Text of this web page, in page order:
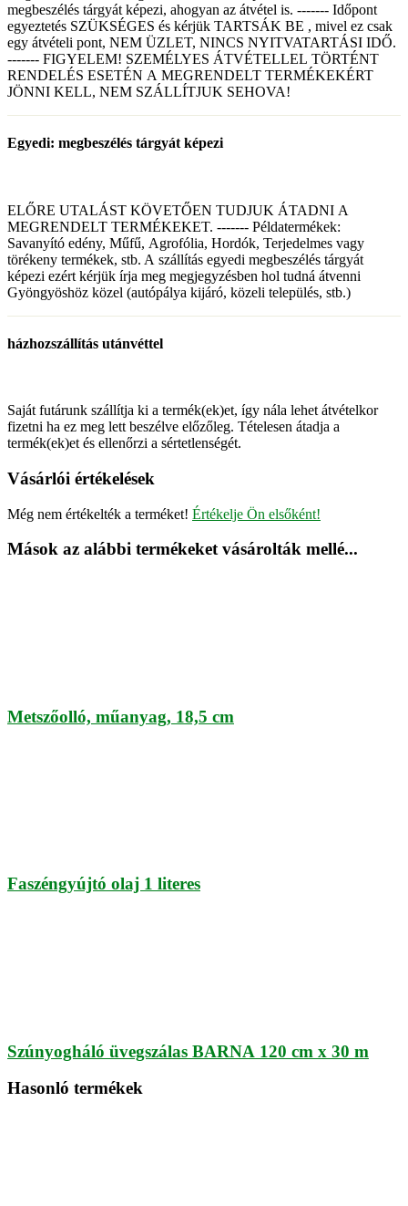
megbeszélés tárgyát képezi, ahogyan az átvétel is. ------- Időpont
egyeztetés SZÜKSÉGES és kérjük TARTSÁK BE , mivel ez csak
egy átvételi pont, NEM ÜZLET, NINCS NYITVATARTÁSI IDŐ.
------- FIGYELEM! SZEMÉLYES ÁTVÉTELLEL TÖRTÉNT
RENDELÉS ESETÉN A MEGRENDELT TERMÉKEKÉRT
JÖNNI KELL, NEM SZÁLLÍTJUK SEHOVA!
Egyedi: megbeszélés tárgyát képezi
ELŐRE UTALÁST KÖVETŐEN TUDJUK ÁTADNI A
MEGRENDELT TERMÉKEKET. ------- Példatermékek:
Savanyító edény, Műfű, Agrofólia, Hordók, Terjedelmes vagy
törékeny termékek, stb. A szállítás egyedi megbeszélés tárgyát
képezi ezért kérjük írja meg megjegyzésben hol tudná átvenni
Gyöngyöshöz közel (autópálya kijáró, közeli település, stb.)
házhozszállítás utánvéttel
Saját futárunk szállítja ki a termék(ek)et, így nála lehet átvételkor
fizetni ha ez meg lett beszélve előzőleg. Tételesen átadja a
termék(ek)et és ellenőrzi a sértetlenségét.
Vásárlói értékelések
Még nem értékelték a terméket! Értékelje Ön elsőként!
Mások az alábbi termékeket vásárolták mellé...
Metszőolló, műanyag, 18,5 cm
Faszéngyújtó olaj 1 literes
Szúnyogháló üvegszálas BARNA 120 cm x 30 m
Hasonló termékek